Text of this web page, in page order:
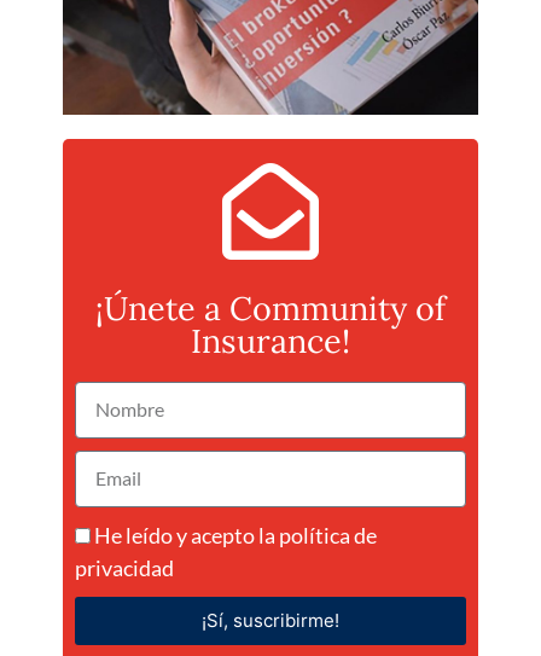
¡Únete a Community of
Insurance!
He leído y acepto la política de
privacidad
¡Sí, suscribirme!